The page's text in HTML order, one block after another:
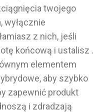
twojego
wyłącznie
z nich, jeśli
końcową i ustalisz .
elementem
aby szybko
zapewnić produkt
i zdradzają